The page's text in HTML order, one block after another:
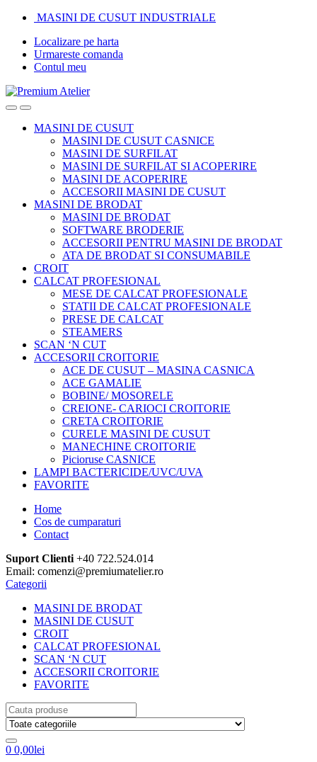
Skip
navigation
Skip
content
MASINI DE CUSUT INDUSTRIALE
Localizare pe harta
Urmareste comanda
Contul meu
MASINI DE CUSUT
MASINI DE CUSUT CASNICE
MASINI DE SURFILAT
MASINI DE SURFILAT SI ACOPERIRE
MASINI DE ACOPERIRE
ACCESORII MASINI DE CUSUT
MASINI DE BRODAT
MASINI DE BRODAT
SOFTWARE BRODERIE
ACCESORII PENTRU MASINI DE BRODAT
ATA DE BRODAT SI CONSUMABILE
CROIT
CALCAT PROFESIONAL
MESE DE CALCAT PROFESIONALE
STATII DE CALCAT PROFESIONALE
PRESE DE CALCAT
STEAMERS
SCAN ‘N CUT
ACCESORII CROITORIE
ACE DE CUSUT – MASINA CASNICA
ACE GAMALIE
BOBINE/ MOSORELE
CREIONE- CARIOCI CROITORIE
CRETA CROITORIE
CURELE MASINI DE CUSUT
MANECHINE CROITORIE
Picioruse CASNICE
LAMPI BACTERICIDE/UVC/UVA
FAVORITE
Home
Cos de cumparaturi
Contact
Suport Clienti +40 722.524.014
Email: comenzi@premiumatelier.ro
Categorii
MASINI DE BRODAT
MASINI DE CUSUT
CROIT
CALCAT PROFESIONAL
SCAN ‘N CUT
ACCESORII CROITORIE
FAVORITE
Search
for:
0 0,00lei